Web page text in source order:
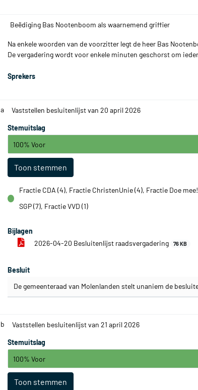
Beëdiging Bas Nootenboom als waarnemend griffier
Na enkele woorden van de voorzitter legt de heer Bas
De vergadering wordt voor enkele minuten geschorst om
Sprekers
Vaststellen besluitenlijst van 20 april 2026
Stemuitslag
100% Voor
Toon stemmen
voor
Fractie CDA (4), Fractie ChristenUnie (4), Fractie Doe
SGP (7), Fractie VVD (1)
Bijlagen
2026-04-20 Besluitenlijst raadsvergadering
76 KB
Besluit
De gemeenteraad van Molenlanden stelt unaniem de
Vaststellen besluitenlijst van 21 april 2026
Stemuitslag
100% Voor
Toon stemmen